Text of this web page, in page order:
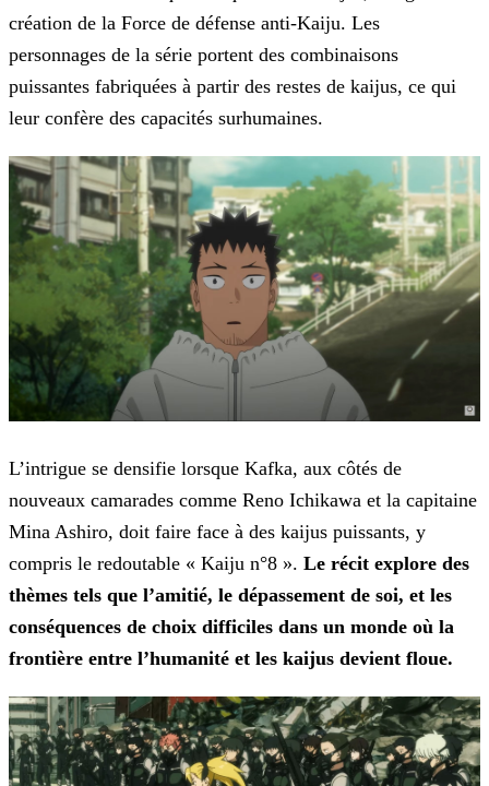
création de la Force de défense anti-Kaiju. Les
personnages de la série portent des combinaisons
puissantes fabriquées à partir des restes de kaijus, ce qui
leur confère des capacités surhumaines.
L’intrigue se densifie lorsque Kafka, aux côtés de
nouveaux camarades comme Reno Ichikawa et la capitaine
Mina Ashiro, doit faire face à des kaijus puissants, y
compris le redoutable « Kaiju n°8 ». Le récit explore des
thèmes tels que l’amitié, le dépassement de soi, et les
conséquences de choix difficiles dans un monde où la
frontière entre l’humanité et les kaijus devient floue.